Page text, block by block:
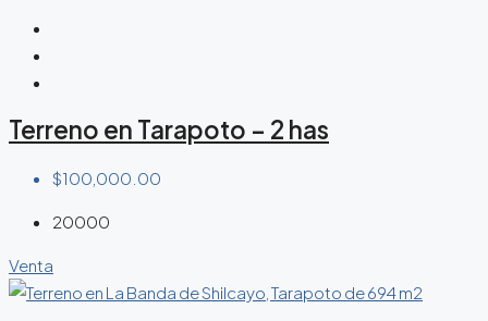
Terreno en Tarapoto – 2 has
$100,000.00
20000
Venta